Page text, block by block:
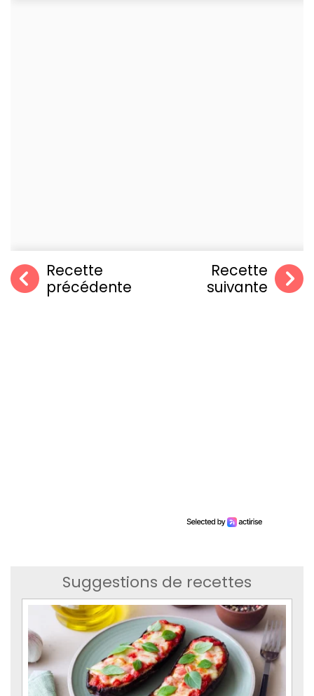
Recette
précédente
Recette
suivante
Suggestions de recettes